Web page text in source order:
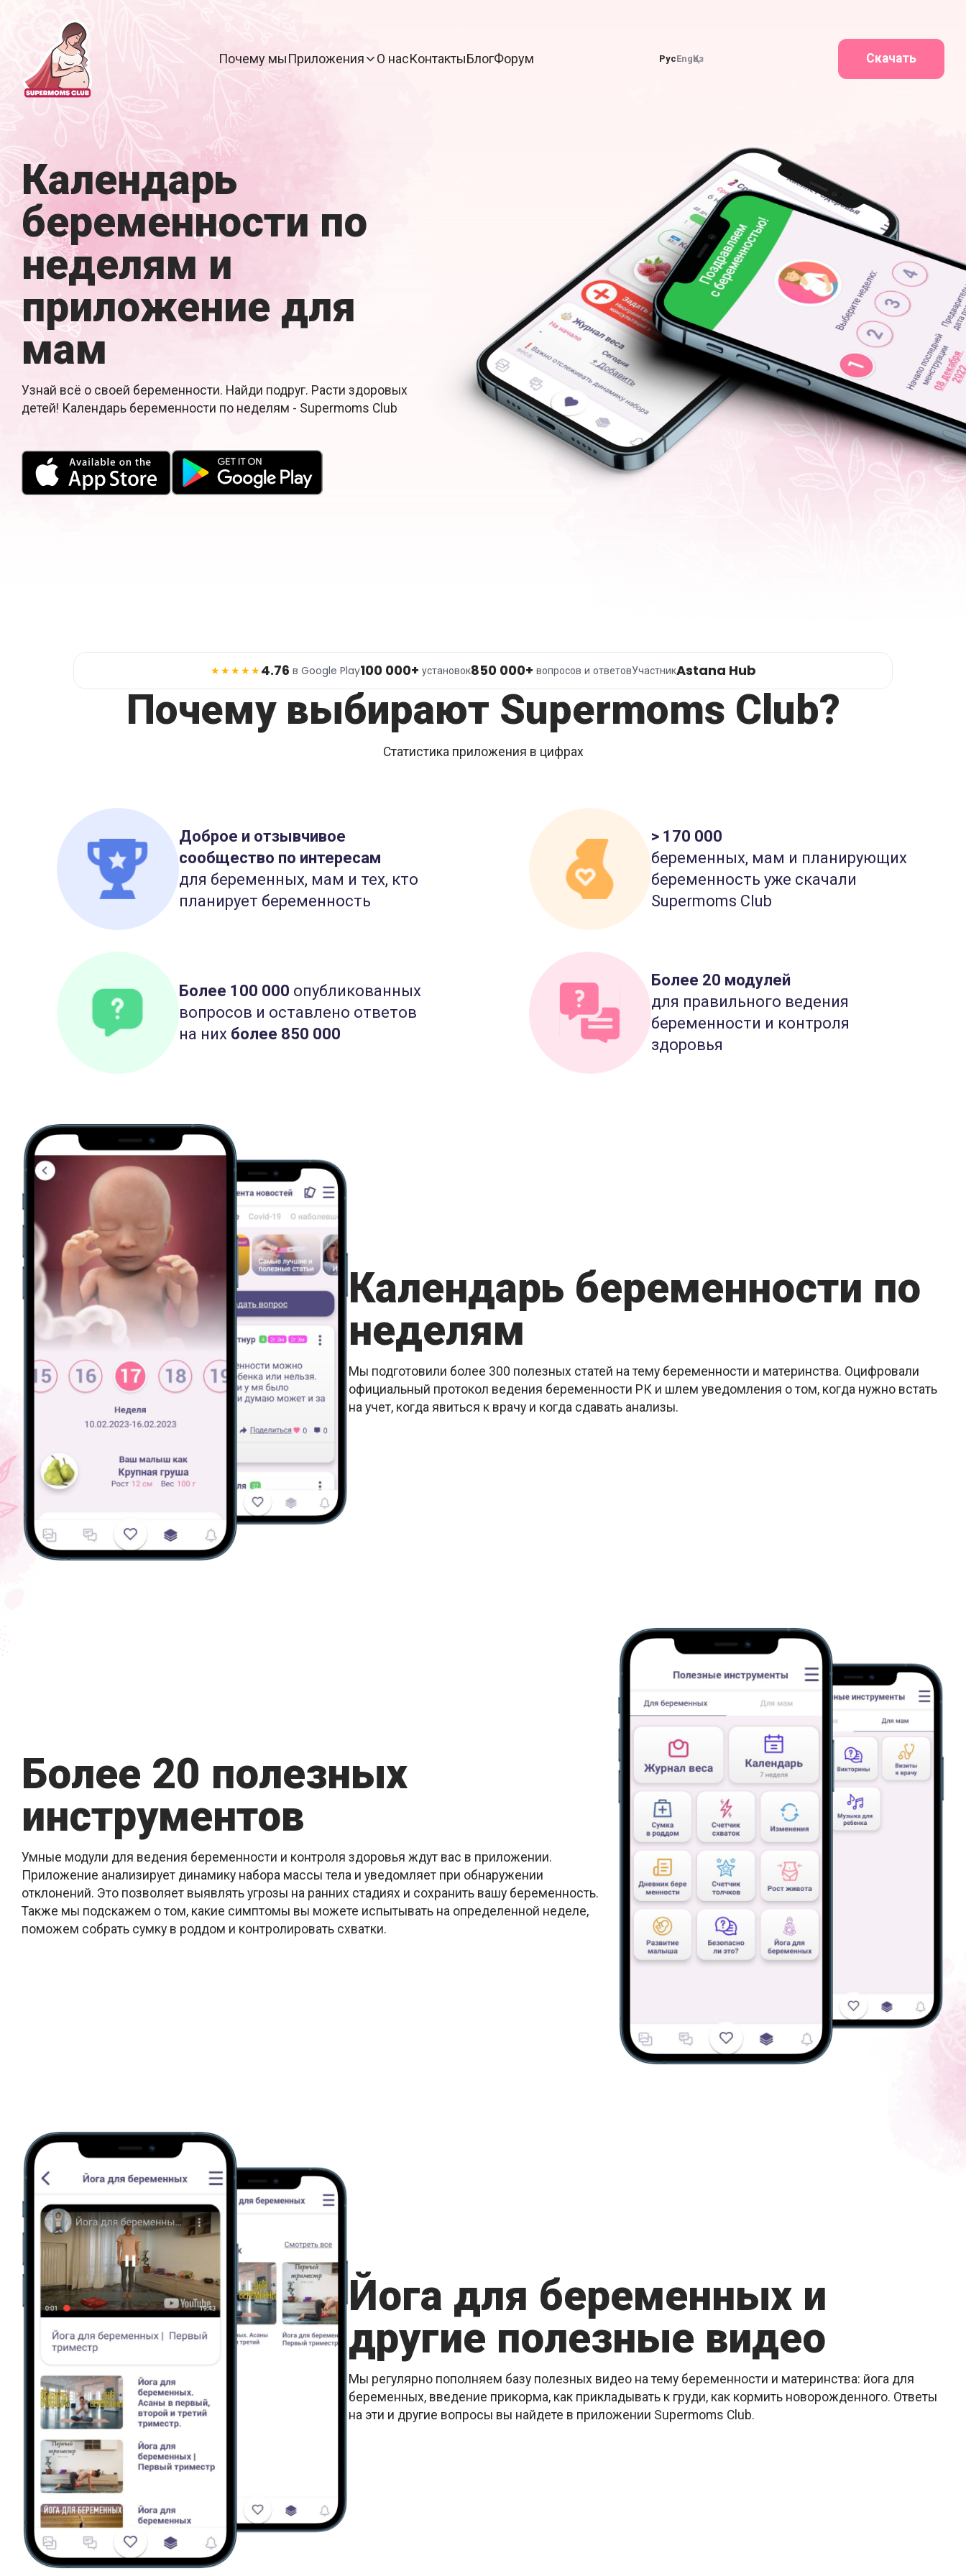
Почему мыПриложения О насКонтактыБлогФорум РусEngҚаз Скачать
Календарь
беременности по
неделям и
приложение для
мам
Узнай всё о своей беременности. Найди подруг. Расти здоровых
детей! Календарь беременности по неделям - Supermoms Club
★★★★★4.76 в Google Play100 000+ установок850 000+ вопросов и ответовУчастникAstana Hub
Почему выбирают Supermoms Club?
Статистика приложения в цифрах
Доброе и отзывчивое
сообщество по интересам
для беременных, мам и тех, кто
планирует беременность
> 170 000
беременных, мам и планирующих
беременность уже скачали
Supermoms Club
Более 100 000 опубликованных
вопросов и оставлено ответов
на них более 850 000
Более 20 модулей
для правильного ведения
беременности и контроля
здоровья
Календарь беременности по
неделям
Мы подготовили более 300 полезных статей на тему беременности и материнства. Оцифровали
официальный протокол ведения беременности РК и шлем уведомления о том, когда нужно встать
на учет, когда явиться к врачу и когда сдавать анализы.
Более 20 полезных
инструментов
Умные модули для ведения беременности и контроля здоровья ждут вас в приложении.
Приложение анализирует динамику набора массы тела и уведомляет при обнаружении
отклонений. Это позволяет выявлять угрозы на ранних стадиях и сохранить вашу беременность.
Также мы подскажем о том, какие симптомы вы можете испытывать на определенной неделе,
поможем собрать сумку в роддом и контролировать схватки.
Йога для беременных и
другие полезные видео
Мы регулярно пополняем базу полезных видео на тему беременности и материнства: йога для
беременных, введение прикорма, как прикладывать к груди, как кормить новорожденного. Ответы
на эти и другие вопросы вы найдете в приложении Supermoms Club.